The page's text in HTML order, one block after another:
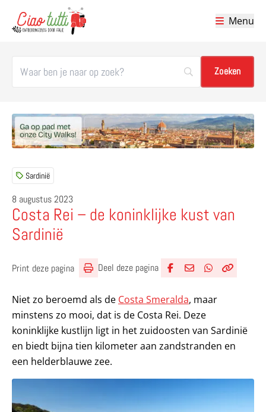
Menu
Sardinië
8 augustus 2023
Costa Rei – de koninklijke kust van
Sardinië
Print deze pagina Deel deze pagina
Niet zo beroemd als de Costa Smeralda, maar
minstens zo mooi, dat is de Costa Rei. Deze
koninklijke kustlijn ligt in het zuidoosten van Sardinië
en biedt bijna tien kilometer aan zandstranden en
een helderblauwe zee.